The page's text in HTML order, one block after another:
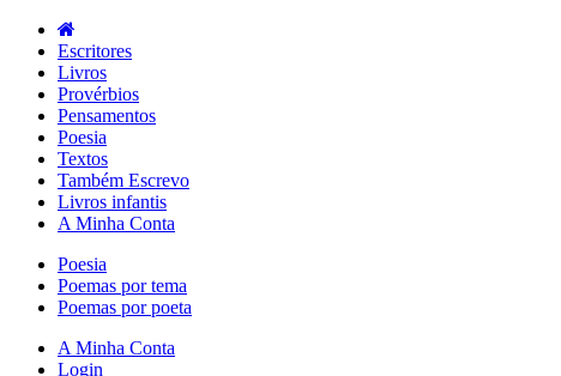
Escritores
Livros
Provérbios
Pensamentos
Poesia
Textos
Também Escrevo
Livros infantis
A Minha Conta
Poesia
Poemas por tema
Poemas por poeta
A Minha Conta
Login